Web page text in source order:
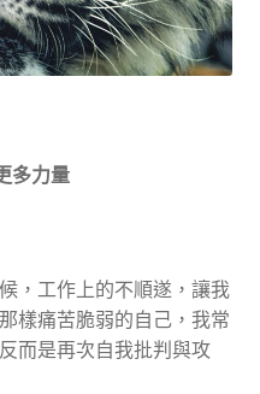
多力量
，工作上的不順遂，讓我
樣痛苦脆弱的自己，我常
而是再次自我批判與攻